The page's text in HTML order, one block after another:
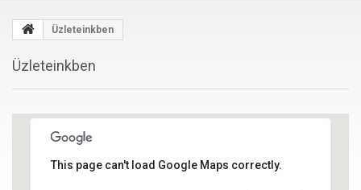
Üzleteinkben
Üzleteinkben
This page can't load Google Maps correctly.